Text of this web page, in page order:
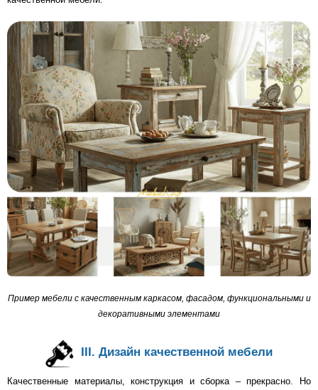
Пример мебели с качественным каркасом, фасадом, функциональными и
декоративными элементами
III. Дизайн качественной мебели
Качественные материалы, конструкция и сборка – прекрасно. Но